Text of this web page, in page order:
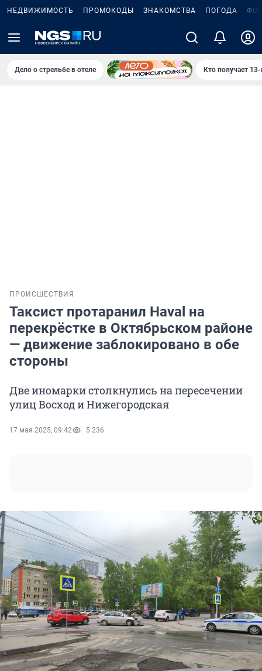
НЕДВИЖИМОСТЬ ПРОМОКОДЫ ЗНАКОМСТВА ПОГОДА
Дело о стрельбе в отеле Кто получает
ПРОИСШЕСТВИЯ
Таксист протаранил Haval на
перекрёстке в Октябрьском районе
— движение заблокировано в обе
стороны
Две иномарки столкнулись на пересечении
улиц Восход и Нижегородская
17 мая 2025, 09:42 5 236